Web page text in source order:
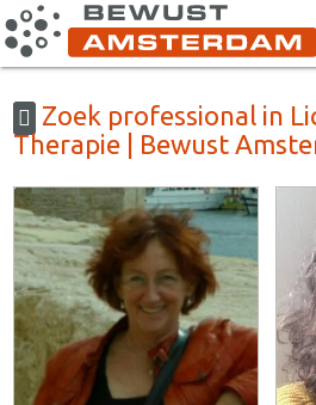
Zoek professional in
Therapie | Bewust